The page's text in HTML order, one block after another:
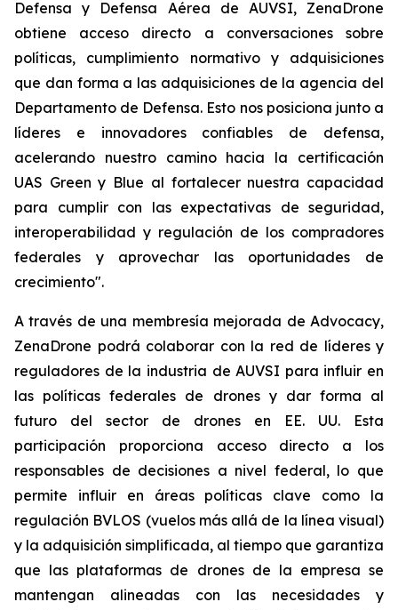
Defensa y Defensa Aérea de AUVSI, ZenaDrone
obtiene acceso directo a conversaciones sobre
políticas, cumplimiento normativo y adquisiciones
que dan forma a las adquisiciones de la agencia del
Departamento de Defensa. Esto nos posiciona junto a
líderes e innovadores confiables de defensa,
acelerando nuestro camino hacia la certificación
UAS Green y Blue al fortalecer nuestra capacidad
para cumplir con las expectativas de seguridad,
interoperabilidad y regulación de los compradores
federales y aprovechar las oportunidades de
crecimiento".
A través de una membresía mejorada de Advocacy,
ZenaDrone podrá colaborar con la red de líderes y
reguladores de la industria de AUVSI para influir en
las políticas federales de drones y dar forma al
futuro del sector de drones en EE. UU. Esta
participación proporciona acceso directo a los
responsables de decisiones a nivel federal, lo que
permite influir en áreas políticas clave como la
regulación BVLOS (vuelos más allá de la línea visual)
y la adquisición simplificada, al tiempo que garantiza
que las plataformas de drones de la empresa se
mantengan alineadas con las necesidades y